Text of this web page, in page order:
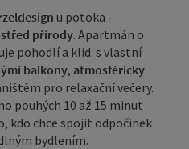
u potoka -
přírody. Apartmán o
pohodlí a klid: s vlastní
balkony, atmosféricky
pro relaxační večery.
pouhých 10 až 15 minut
kdo chce spojit odpočinek
bydlením.